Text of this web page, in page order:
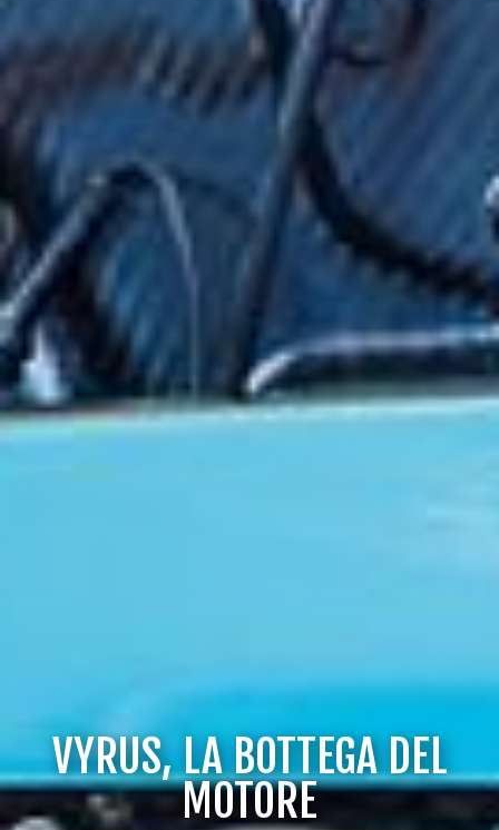
VYRUS, LA BOTTEGA DEL
MOTORE